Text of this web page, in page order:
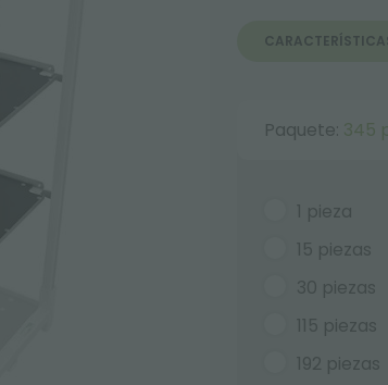
Paquete: 345
1 pieza
15 piezas
30 piezas
115 piezas
192 piezas